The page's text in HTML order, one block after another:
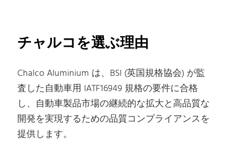
チャルコを選ぶ理由
Chalco Aluminium は、BSI (英国規格協会) が監
査した自動車用 IATF16949 規格の要件に合格
し、自動車製品市場の継続的な拡大と高品質な
開発を実現するための品質コンプライアンスを
提供します。